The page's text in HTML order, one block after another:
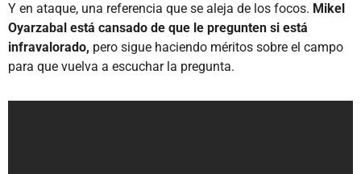
Y en ataque, una referencia que se aleja de los focos. Mikel
Oyarzabal está cansado de que le pregunten si está
infravalorado, pero sigue haciendo méritos sobre el campo
para que vuelva a escuchar la pregunta.